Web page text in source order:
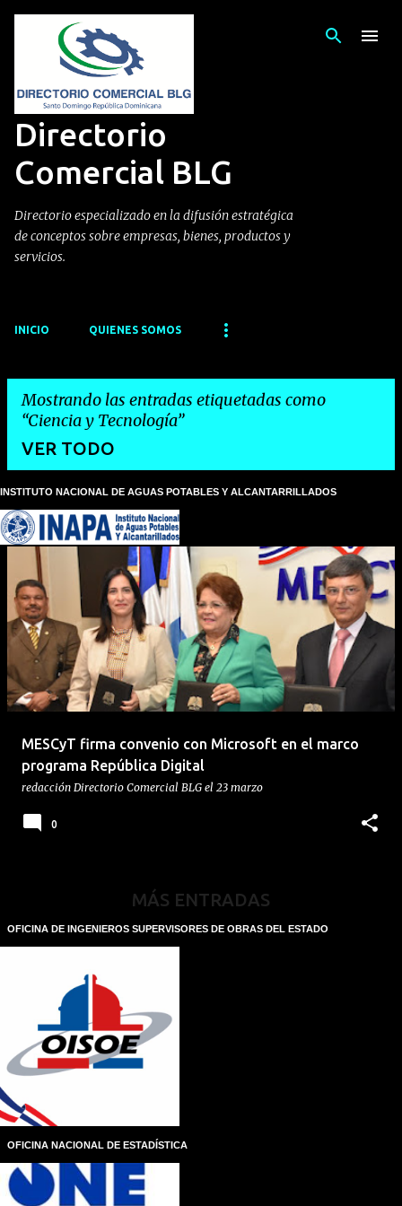
Directorio
Comercial BLG
Directorio especializado en la difusión estratégica
de conceptos sobre empresas, bienes, productos y
servicios.
INICIO QUIENES SOMOS
Mostrando las entradas etiquetadas como
Ciencia y Tecnología
VER TODO
n
t
r
INSTITUTO NACIONAL DE AGUAS POTABLES Y ALCANTARRILLADOS
MESCyT firma convenio con Microsoft en el marco
programa República Digital
redacción Directorio Comercial BLG el 23 marzo
0
MÁS ENTRADAS
OFICINA DE INGENIEROS SUPERVISORES DE OBRAS DEL ESTADO
OFICINA NACIONAL DE ESTADÍSTICA